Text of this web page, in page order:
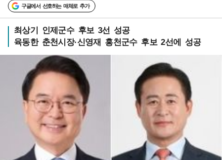
구글에서 선호하는 매체로 추가
최상기 인제군수 후보 3선 성공
육동한 춘천시장·신영재 홍천군수 후보 2선에 성공